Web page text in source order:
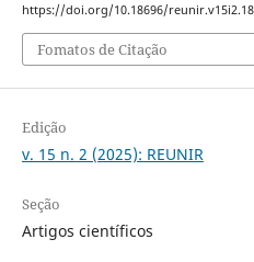
https://doi.org/10.18696/
Fomatos de Citação
Edição
v. 15 n. 2 (2025): REUNIR
Seção
Artigos científicos